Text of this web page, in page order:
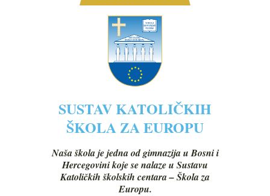
SUSTAV KATOLIČKIH
ŠKOLA ZA EUROPU
Naša škola je jedna od gimnazija u Bosni i
Hercegovini koje se nalaze u Sustavu
Katoličkih školskih centara – Škola za
Europu.